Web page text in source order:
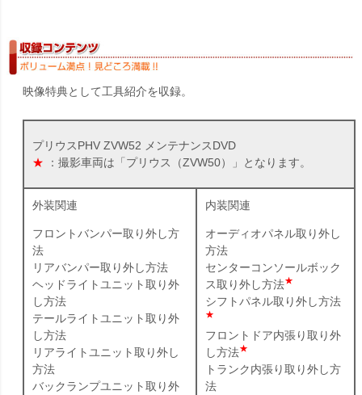
映像特典として工具紹介を収録。
プリウスPHV ZVW52 メンテナンスDVD
★ ：撮影車両は「プリウス（ZVW50）」となります。
外装関連
フロントバンパー取り外し方
法
リアバンパー取り外し方法
ヘッドライトユニット取り外
し方法
テールライトユニット取り外
し方法
リアライトユニット取り外し
方法
バックランプユニット取り外
内装関連
オーディオパネル取り外し
方法
センターコンソールボック
ス取り外し方法★
シフトパネル取り外し方法
★
フロントドア内張り取り外
し方法★
トランク内張り取り外し方
法